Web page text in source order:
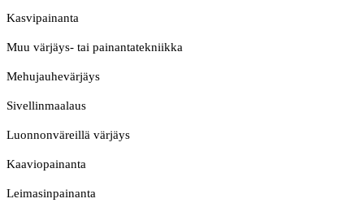
Kasvipainanta
Muu värjäys- tai painantatekniikka
Mehujauhevärjäys
Sivellinmaalaus
Luonnonväreillä värjäys
Kaaviopainanta
Leimasinpainanta